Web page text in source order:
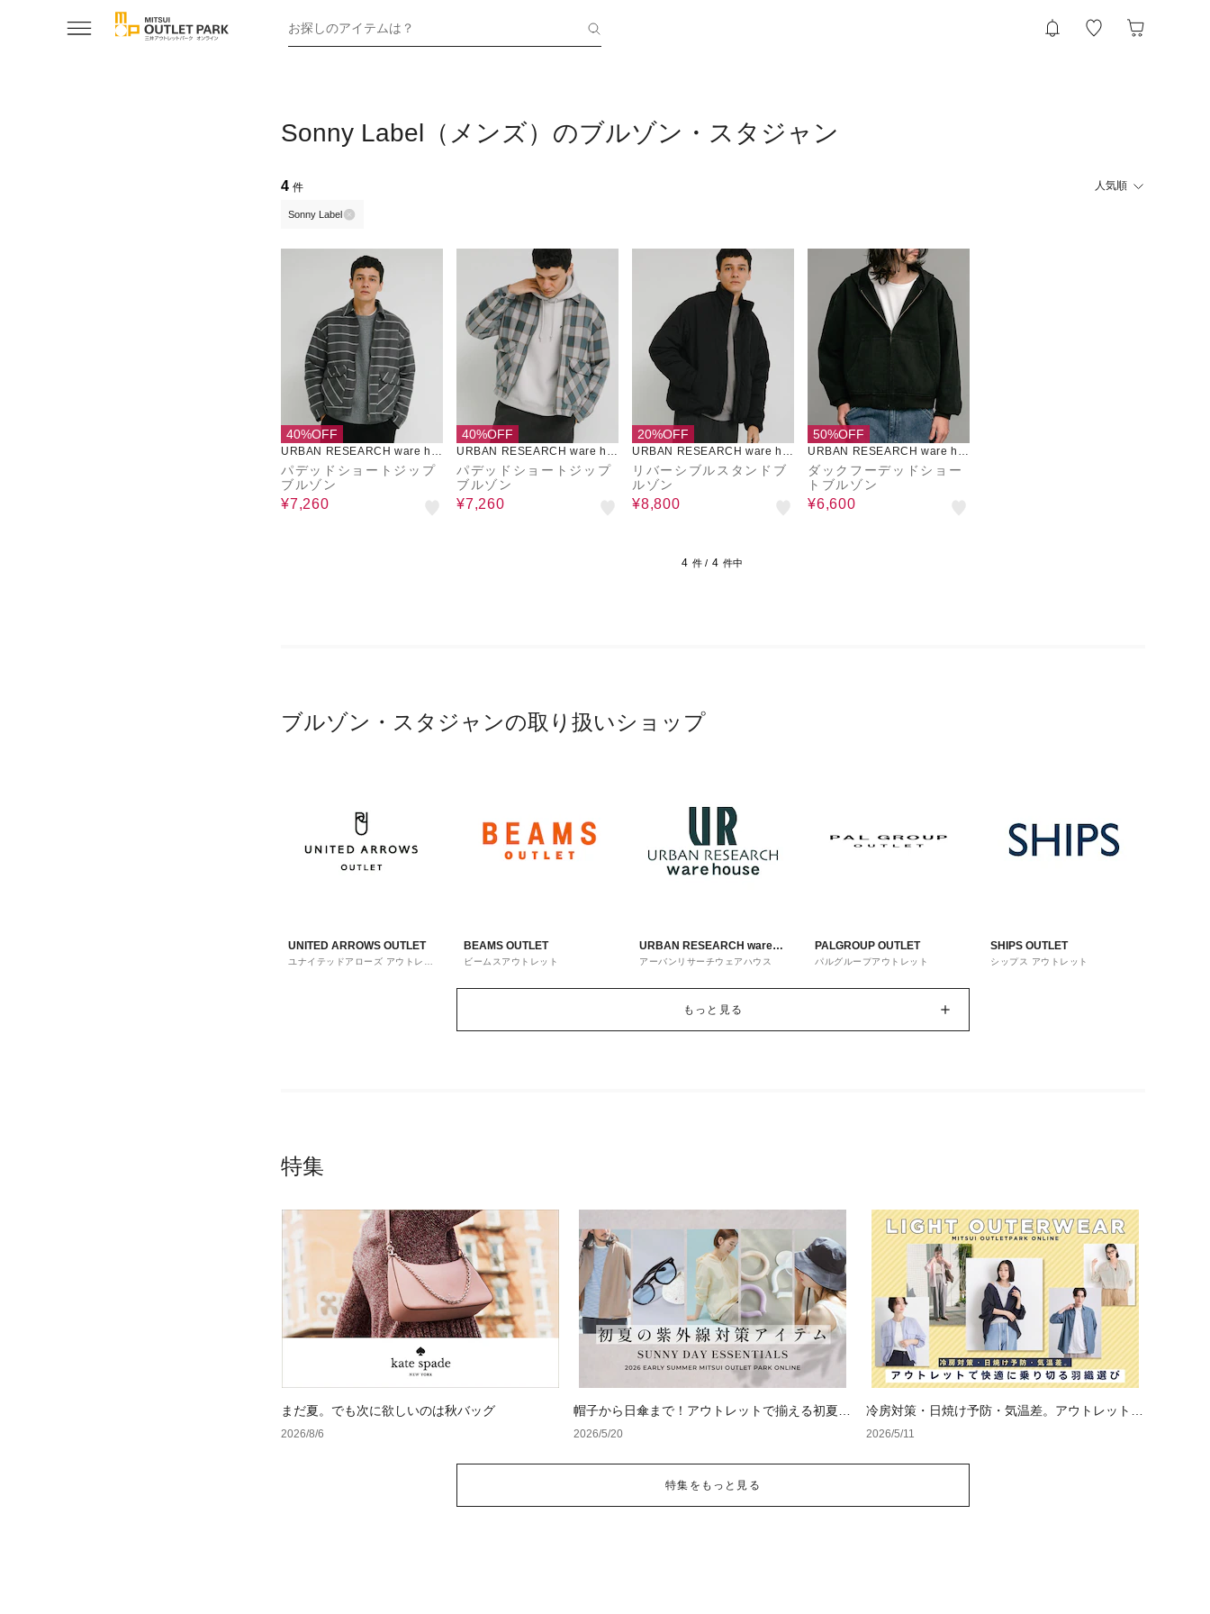
お探しのアイテムは？
Sonny Label（メンズ）のブルゾン・スタジャン
4 件 人気順
Sonny Label
40%OFF
URBAN RESEARCH ware ho
use
パデッドショートジップ
ブルゾン
¥7,260
40%OFF
URBAN RESEARCH ware ho
use
パデッドショートジップ
ブルゾン
¥7,260
20%OFF
URBAN RESEARCH ware ho
use
リバーシブルスタンドブ
ルゾン
¥8,800
50%OFF
URBAN RESEARCH ware ho
use
ダックフーデッドショー
トブルゾン
¥6,600
4 件 / 4 件中
ブルゾン・スタジャンの取り扱いショップ
UNITED ARROWS OUTLET
ユナイテッドアローズ アウトレッ
BEAMS OUTLET
ビームスアウトレット
URBAN RESEARCH ware
house
アーバンリサーチウェアハウス
PALGROUP OUTLET
パルグループアウトレット
SHIPS OUTLET
シップス アウトレット
もっと見る
特集
まだ夏。でも次に欲しいのは秋バッグ
2026/8/6
帽子から日傘まで！アウトレットで揃える初夏の
紫外線対策アイテム
2026/5/20
冷房対策・日焼け予防・気温差。アウトレットで
快適に乗り切る羽織り選び
2026/5/11
特集をもっと見る